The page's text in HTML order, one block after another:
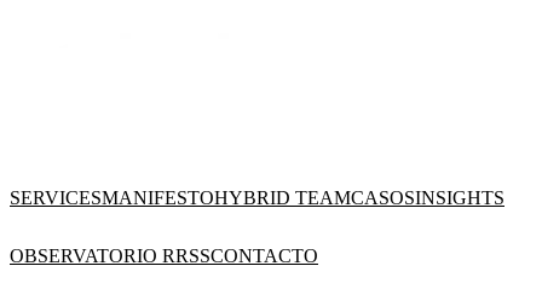
SERVICESMANIFESTOHYBRID TEAMCASOSINSIGHTS
OBSERVATORIO RRSSCONTACTO